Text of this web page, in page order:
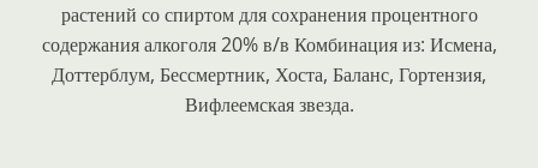
растений со спиртом для сохранения процентного
содержания алкоголя 20% в/в Комбинация из: Исмена,
Доттерблум, Бессмертник, Хоста, Баланс, Гортензия,
Вифлеемская звезда.